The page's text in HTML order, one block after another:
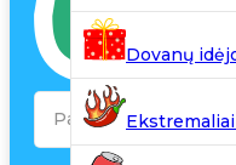
Search
Dovanų